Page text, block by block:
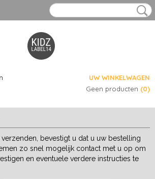
UW WINKELWAGEN
Geen producten (0)
bevestigt u dat u uw bestelling
zo snel mogelijk contact met u op om
en eventuele verdere instructies te